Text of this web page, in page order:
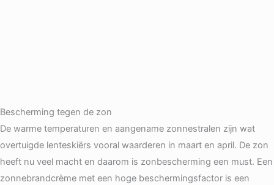
Bescherming tegen de zon
De warme temperaturen en aangename zonnestralen zijn wat
overtuigde lenteskiërs vooral waarderen in maart en april. De zon
heeft nu veel macht en daarom is zonbescherming een must. Een
zonnebrandcrème met een hoge beschermingsfactor is een